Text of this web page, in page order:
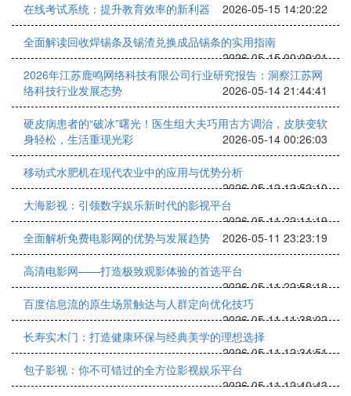
在线考试系统：提升教育效率的新利器
2026-05-15 14:20:22
全面解读回收焊锡条及锡渣兑换成品锡条的实用指南
2026-05-15 00:09:01
2026年江苏鹿鸣网络科技有限公司行业研究报告：洞察江苏网
络科技行业发展态势
2026-05-14 21:44:41
硬皮病患者的“破冰”曙光！医生组大夫巧用古方调治，皮肤变软
身轻松，生活重现光彩
2026-05-14 00:26:03
移动式水肥机在现代农业中的应用与优势分析
2026-05-12 12:52:10
大海影视：引领数字娱乐新时代的影视平台
2026-05-11 22:11:19
全面解析免费电影网的优势与发展趋势
2026-05-11 23:23:19
高清电影网——打造极致观影体验的首选平台
2026-05-11 22:58:18
百度信息流的原生场景触达与人群定向优化技巧
2026-05-11 11:38:02
长寿实木门：打造健康环保与经典美学的理想选择
2026-05-11 12:34:51
包子影视：你不可错过的全方位影视娱乐平台
2026-05-11 12:40:43